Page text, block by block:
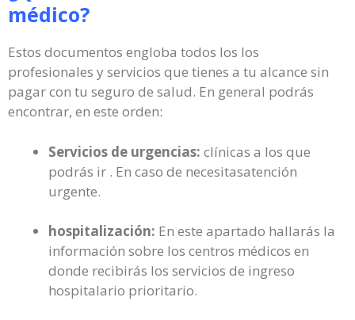
médico?
Estos documentos engloba todos los los
profesionales y servicios que tienes a tu alcance sin
pagar con tu seguro de salud. En general podrás
encontrar, en este orden:
Servicios de urgencias: clínicas a los que
podrás ir . En caso de necesitasatención
urgente.
hospitalización: En este apartado hallarás la
información sobre los centros médicos en
donde recibirás los servicios de ingreso
hospitalario prioritario.